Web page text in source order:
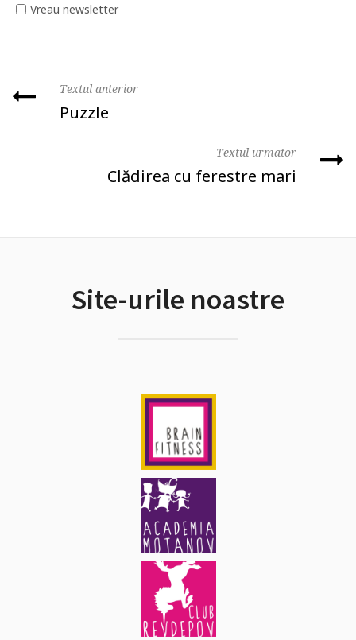
Vreau newsletter
Textul anterior
Puzzle
Textul urmator
Clădirea cu ferestre mari
Site-urile noastre